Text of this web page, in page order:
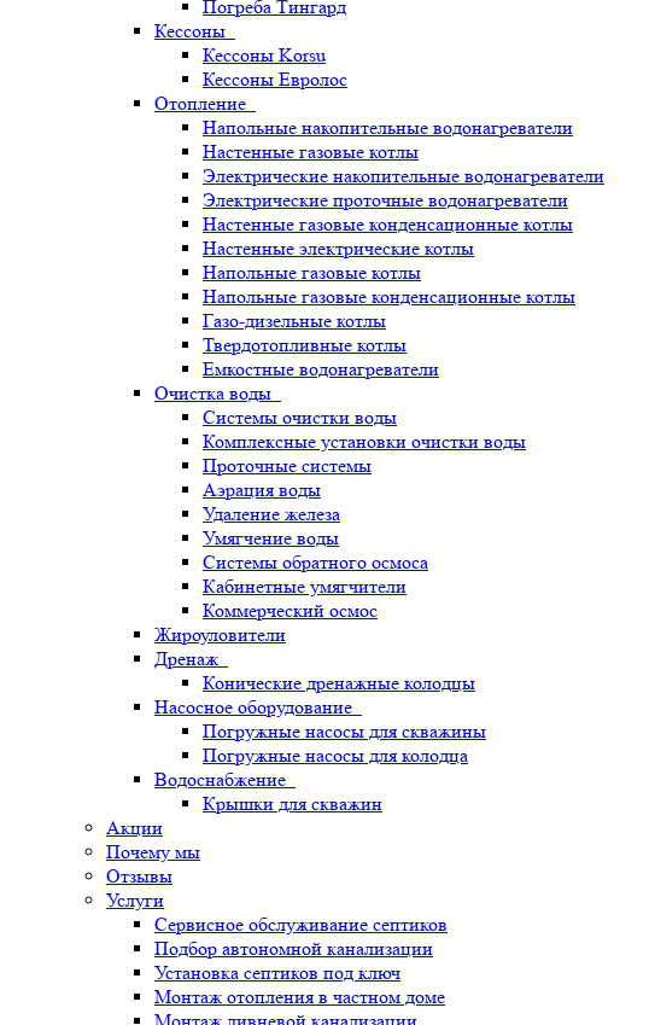
Погреба Тингард
Кессоны
Кессоны Korsu
Кессоны Евролос
Отопление
Напольные накопительные водонагреватели
Настенные газовые котлы
Электрические накопительные водонагреватели
Электрические проточные водонагреватели
Настенные газовые конденсационные котлы
Настенные электрические котлы
Напольные газовые котлы
Напольные газовые конденсационные котлы
Газо-дизельные котлы
Твердотопливные котлы
Емкостные водонагреватели
Очистка воды
Системы очистки воды
Комплексные установки очистки воды
Проточные системы
Аэрация воды
Удаление железа
Умягчение воды
Системы обратного осмоса
Кабинетные умягчители
Коммерческий осмос
Жироуловители
Дренаж
Конические дренажные колодцы
Насосное оборудование
Погружные насосы для скважины
Погружные насосы для колодца
Водоснабжение
Крышки для скважин
Акции
Почему мы
Отзывы
Услуги
Сервисное обслуживание септиков
Подбор автономной канализации
Установка септиков под ключ
Монтаж отопления в частном доме